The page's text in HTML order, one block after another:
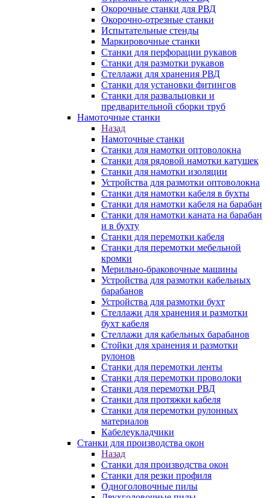
Окорочные станки для РВД
Окорочно-отрезные станки
Испытательные стенды
Маркировочные станки
Станки для перфорации рукавов
Станки для размотки рукавов
Стеллажи для хранения РВД
Станки для установки фитингов
Станки для развальцовки и
предварительной сборки труб
Намоточные станки
Назад
Намоточные станки
Станки для намотки оптоволокна
Станки для рядовой намотки катушек
Станки для намотки изоляции
Устройства для размотки оптоволокна
Станки для намотки кабеля в бухты
Станки для намотки кабеля на барабан
Станки для намотки каната на барабан
и в бухту
Станки для перемотки кабеля
Станки для перемотки мебельной
кромки
Мерильно-браковочные машины
Устройства для размотки кабельных
барабанов
Устройства для размотки бухт
Стеллажи для хранения и размотки
бухт кабеля
Стеллажи для кабельных барабанов
Стойки для хранения и размотки
рулонов
Станки для перемотки ленты
Станки для перемотки проволоки
Станки для перемотки РВД
Станки для протяжки кабеля
Станки для перемотки рулонных
материалов
Кабелеукладчики
Станки для производства окон
Назад
Станки для производства окон
Станки для резки профиля
Одноголовочные пилы